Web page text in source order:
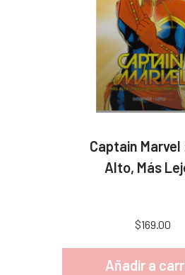
Captain Marvel
Alto, Más
$169.00
Añadir a